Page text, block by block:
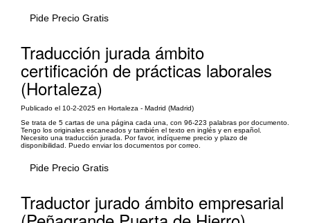
Pide Precio Gratis
Traducción jurada ámbito
certificación de prácticas laborales
(Hortaleza)
Publicado el 10-2-2025 en Hortaleza - Madrid (Madrid)
Se trata de 5 cartas de una página cada una, con 96-223 palabras por documento.
Tengo los originales escaneados y también el texto en inglés y en español.
Necesito una traducción jurada. Por favor, indíqueme precio y plazo de
disponibilidad. Puedo enviar los documentos por correo.
Pide Precio Gratis
Traductor jurado ámbito empresarial